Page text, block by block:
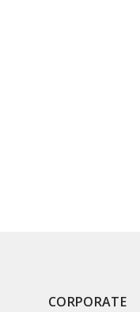
CORPORATE